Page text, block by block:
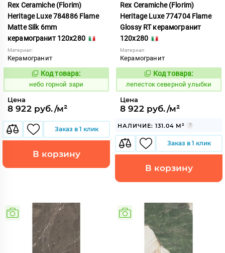
Rex Ceramiche (Florim)
Heritage Luxe 784886 Flame
Matte Silk 6mm
керамогранит 120x280
Материал:
Керамогранит
1111778
Код товара:
небо горной зари
Цена
8 922 руб./м²
Заказ в 1 клик
В корзину
Rex Ceramiche (Florim)
Heritage Luxe 774704 Flame
Glossy RT керамогранит
120x280
Материал:
Керамогранит
869986
Код товара:
лепесток северной улыбки
Цена
8 922 руб./м²
НАЛИЧИЕ: 131.04 М²
Заказ в 1 клик
В корзину